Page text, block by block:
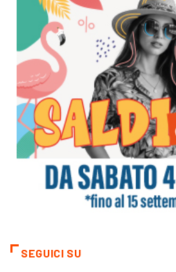
SEGUICI SU